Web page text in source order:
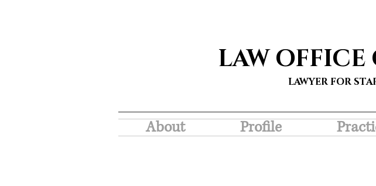
LAW
LAWYER FOR
About Profile